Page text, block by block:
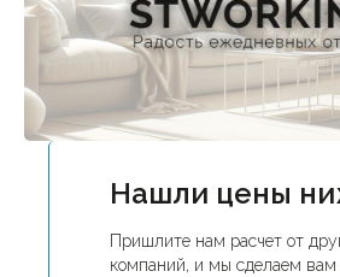
Нашли цены
Пришлите нам расчет от
компаний, и мы сделаем вам